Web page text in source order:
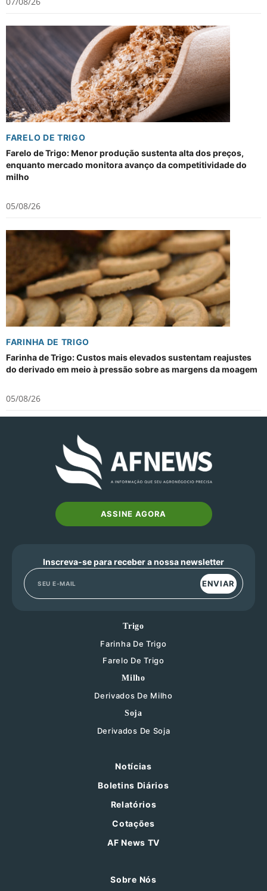
FARELO DE TRIGO
Farelo de Trigo: Menor produção sustenta alta dos preços,
enquanto mercado monitora avanço da competitividade do
milho
05/08/26
FARINHA DE TRIGO
Farinha de Trigo: Custos mais elevados sustentam reajustes
do derivado em meio à pressão sobre as margens da moagem
05/08/26
ASSINE AGORA
Inscreva-se para receber a nossa newsletter
ENVIAR
Trigo
Farinha De Trigo
Farelo De Trigo
Milho
Derivados De Milho
Soja
Derivados De Soja
Notícias
Boletins Diários
Relatórios
Cotações
AF News TV
Sobre Nós